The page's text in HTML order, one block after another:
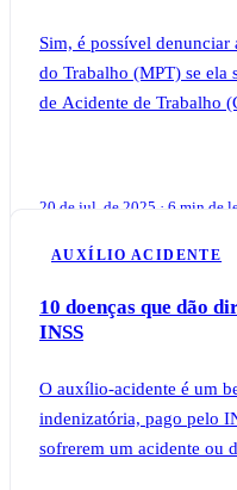
Sim, é possível
do Trabalho (MPT) se ela
de Acidente de Trabalho
20 de jul. de 2025 · 6 min de
AUXÍLIO ACIDENTE
10 doenças que dão
INSS
O auxílio-acidente é um
indenizatória, pago pelo
sofrerem um acidente ou